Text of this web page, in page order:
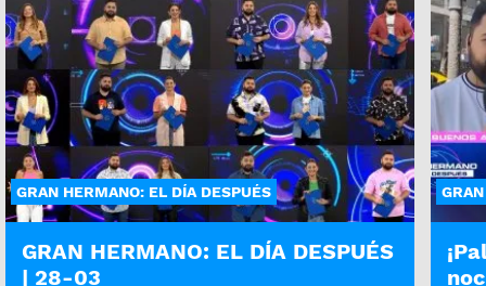
GRAN HERMANO: EL DÍA DESPUÉS
GRAN HERMANO: EL DÍA DESPUÉS
| 28-03